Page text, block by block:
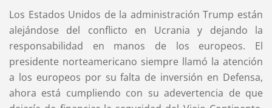
Los Estados Unidos de la administración Trump están
alejándose del conflicto en Ucrania y dejando la
responsabilidad en manos de los europeos. El
presidente norteamericano siempre llamó la atención
a los europeos por su falta de inversión en Defensa,
ahora está cumpliendo con su adevertencia de que